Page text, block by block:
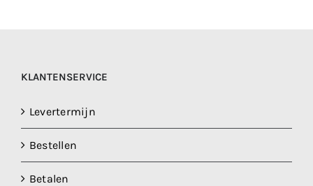
KLANTENSERVICE
Levertermijn
Bestellen
Betalen